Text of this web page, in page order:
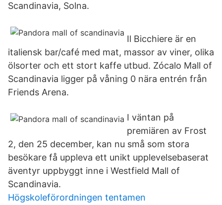
Scandinavia, Solna.
Il Bicchiere är en
italiensk bar/café med mat, massor av viner, olika
ölsorter och ett stort kaffe utbud. Zócalo Mall of
Scandinavia ligger på våning 0 nära entrén från
Friends Arena.
I väntan på
premiären av Frost
2, den 25 december, kan nu små som stora
besökare få uppleva ett unikt upplevelsebaserat
äventyr uppbyggt inne i Westfield Mall of
Scandinavia.
Högskoleförordningen tentamen